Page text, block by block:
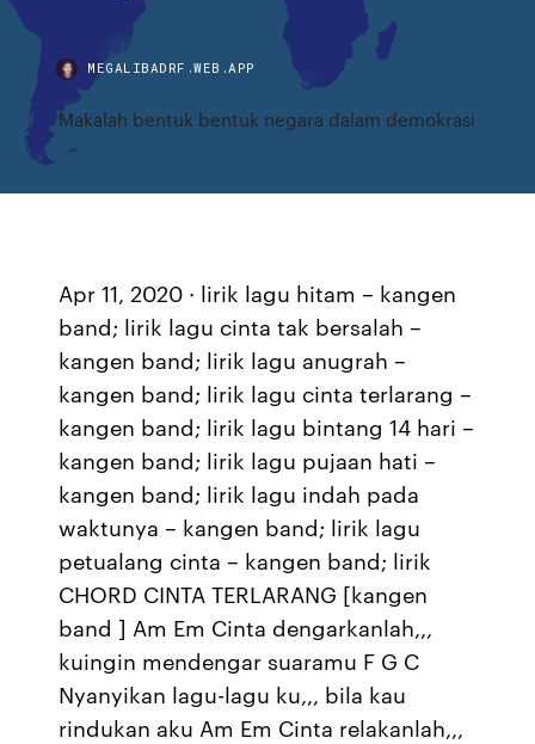
MEGALIBADRF.WEB.APP
Makalah bentuk bentuk negara dalam demokrasi
Apr 11, 2020 · lirik lagu hitam – kangen
band; lirik lagu cinta tak bersalah –
kangen band; lirik lagu anugrah –
kangen band; lirik lagu cinta terlarang –
kangen band; lirik lagu bintang 14 hari –
kangen band; lirik lagu pujaan hati –
kangen band; lirik lagu indah pada
waktunya – kangen band; lirik lagu
petualang cinta – kangen band; lirik
CHORD CINTA TERLARANG [kangen
band ] Am Em Cinta dengarkanlah,,,
kuingin mendengar suaramu F G C
Nyanyikan lagu-lagu ku,,, bila kau
rindukan aku Am Em Cinta relakanlah,,,